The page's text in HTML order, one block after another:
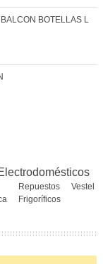
BOTELLAS L
Repuestos Vestel
Frigoríficos